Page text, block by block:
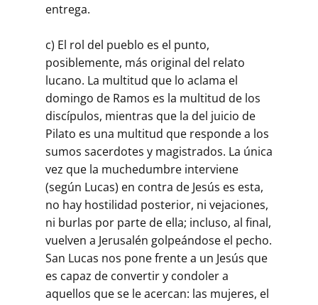
entrega.
c) El rol del pueblo es el punto,
posiblemente, más original del relato
lucano. La multitud que lo aclama el
domingo de Ramos es la multitud de los
discípulos, mientras que la del juicio de
Pilato es una multitud que responde a los
sumos sacerdotes y magistrados. La única
vez que la muchedumbre interviene
(según Lucas) en contra de Jesús es esta,
no hay hostilidad posterior, ni vejaciones,
ni burlas por parte de ella; incluso, al final,
vuelven a Jerusalén golpeándose el pecho.
San Lucas nos pone frente a un Jesús que
es capaz de convertir y condoler a
aquellos que se le acercan: las mujeres, el